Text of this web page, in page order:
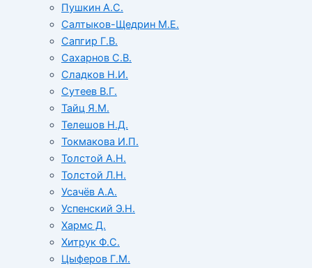
Пушкин А.С.
Салтыков-Щедрин М.Е.
Сапгир Г.В.
Сахарнов С.В.
Сладков Н.И.
Сутеев В.Г.
Тайц Я.М.
Телешов Н.Д.
Токмакова И.П.
Толстой А.Н.
Толстой Л.Н.
Усачёв А.А.
Успенский Э.Н.
Хармс Д.
Хитрук Ф.С.
Цыферов Г.М.